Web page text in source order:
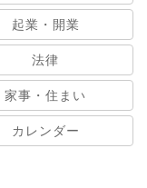
起業・開業
法律
家事・住まい
カレンダー